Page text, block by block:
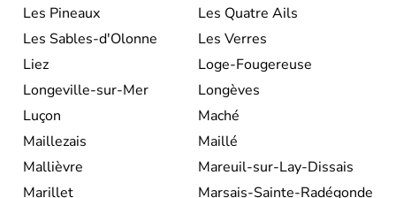
Les Pineaux
Les Quatre Ails
Les Sables-d'Olonne
Les Verres
Liez
Loge-Fougereuse
Longeville-sur-Mer
Longèves
Luçon
Maché
Maillezais
Maillé
Mallièvre
Mareuil-sur-Lay-Dissais
Marillet
Marsais-Sainte-Radégonde